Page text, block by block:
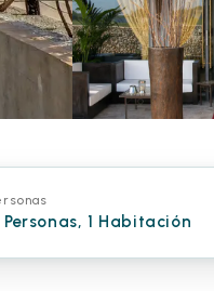
Personas, 1 Habitación